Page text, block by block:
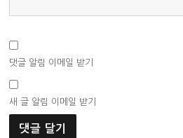
댓글 알림 이메일 받기
새 글 알림 이메일 받기